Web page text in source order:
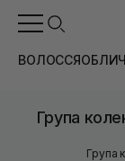
ВОЛОССЯ
Група
Група